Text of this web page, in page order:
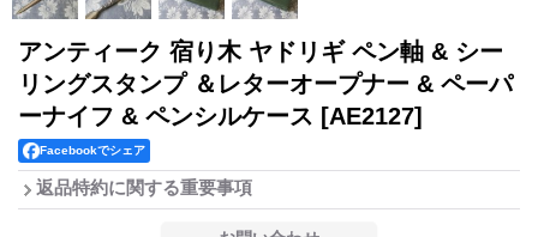
アンティーク 宿り木 ヤドリギ ペン軸 & シー
リングスタンプ ＆レターオープナー & ペーパ
ーナイフ & ペンシルケース [AE2127]
Facebookでシェア
返品特約に関する重要事項